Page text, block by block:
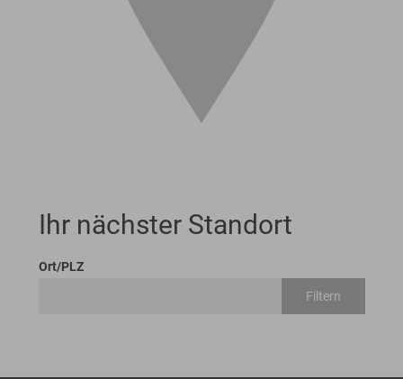
Ihr nächster Standort
Ort/PLZ
Filtern